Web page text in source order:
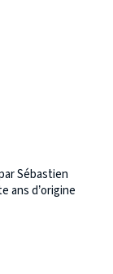
Sébastien
ans d’origine